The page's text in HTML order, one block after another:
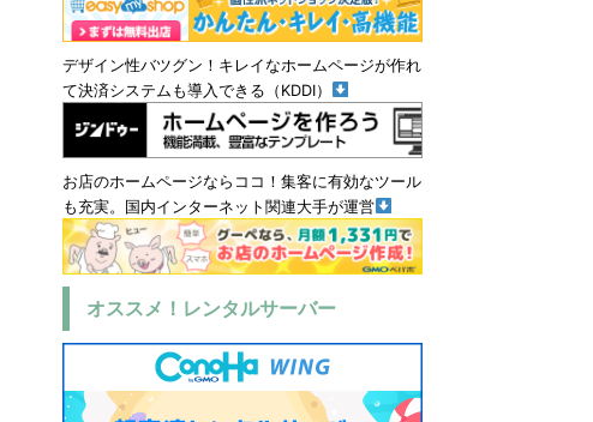
デザイン性バツグン！キレイなホームページが作れ
て決済システムも導入できる（KDDI）
お店のホームページならココ！集客に有効なツール
も充実。国内インターネット関連大手が運営
オススメ！レンタルサーバー